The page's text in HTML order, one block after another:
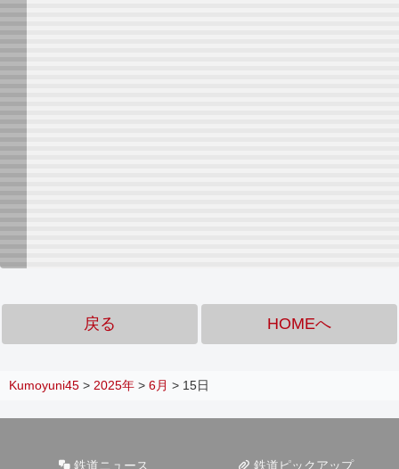
戻る HOMEへ
Kumoyuni45 > 2025年 > 6月 > 15日
鉄道ニュース 鉄道ピックアップ